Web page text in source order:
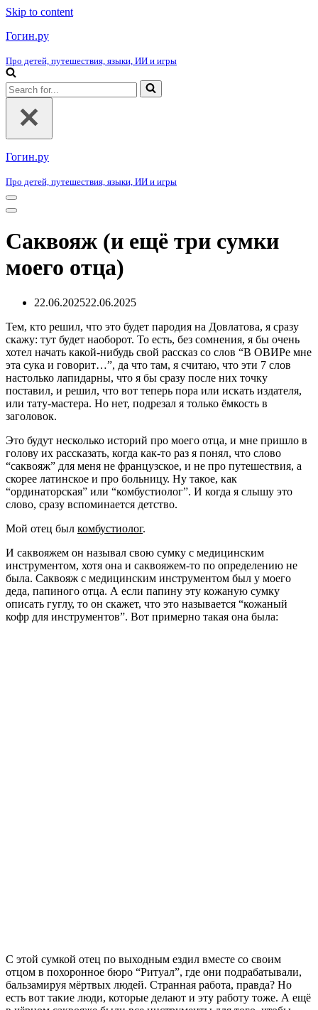
Skip to content
Гогин.ру
Про детей, путешествия, языки, ИИ и игры
Search
for...
Гогин.ру
Про детей, путешествия, языки, ИИ и игры
Navigation
Menu
Navigation
Саквояж (и ещё три сумки
моего отца)
22.06.202522.06.2025
Тем, кто решил, что это будет пародия на Довлатова, я сразу
скажу: тут будет наоборот. То есть, без сомнения, я бы очень
хотел начать какой-нибудь свой рассказ со слов “В ОВИРе мне
эта сука и говорит…”, да что там, я считаю, что эти 7 слов
настолько лапидарны, что я бы сразу после них точку
поставил, и решил, что вот теперь пора или искать издателя,
или тату-мастера. Но нет, подрезал я только ёмкость в
заголовок.
Это будут несколько историй про моего отца, и мне пришло в
голову их рассказать, когда как-то раз я понял, что слово
“саквояж” для меня не французское, и не про путешествия, а
скорее латинское и про больницу. Ну такое, как
“ординаторская” или “комбустиолог”. И когда я слышу это
слово, сразу вспоминается детство.
Мой отец был комбустиолог.
И саквояжем он называл свою сумку с медицинским
инструментом, хотя она и саквояжем-то по определению не
была. Саквояж с медицинским инструментом был у моего
деда, папиного отца. А если папину эту кожаную сумку
описать гуглу, то он скажет, что это называется “кожаный
кофр для инструментов”. Вот примерно такая она была:
С этой сумкой отец по выходным ездил вместе со своим
отцом в похоронное бюро “Ритуал”, где они подрабатывали,
бальзамируя мёртвых людей. Странная работа, правда? Но
есть вот такие люди, которые делают и эту работу тоже. А ещё